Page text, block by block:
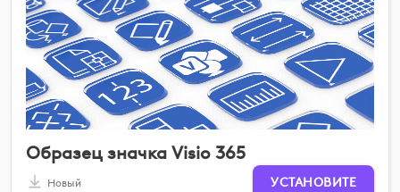
Образец значка Visio 365
Новый УСТАНОВИТЕ